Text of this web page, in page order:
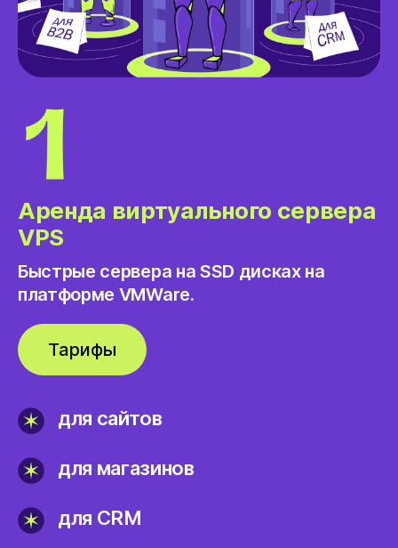
Аренда виртуального сервера
VPS
Быстрые сервера на SSD дисках на
платформе VMWare.
Тарифы
для сайтов
для магазинов
для CRM